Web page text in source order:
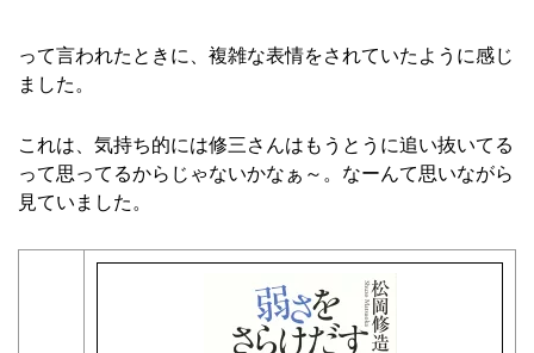
って言われたときに、複雑な表情をされていたように感じ
ました。
これは、気持ち的には修三さんはもうとうに追い抜いてる
って思ってるからじゃないかなぁ～。なーんて思いながら
見ていました。